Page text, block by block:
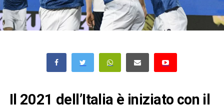
Il 2021 dell’Italia è iniziato con il